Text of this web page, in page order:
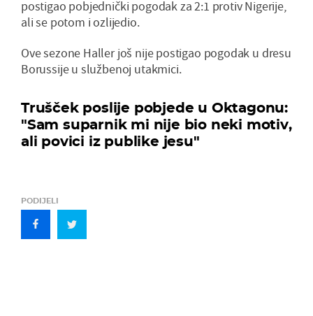
postigao pobjednički pogodak za 2:1 protiv Nigerije,
ali se potom i ozlijedio.
Ove sezone Haller još nije postigao pogodak u dresu
Borussije u službenoj utakmici.
Trušček poslije pobjede u Oktagonu:
"Sam suparnik mi nije bio neki motiv,
ali povici iz publike jesu"
PODIJELI